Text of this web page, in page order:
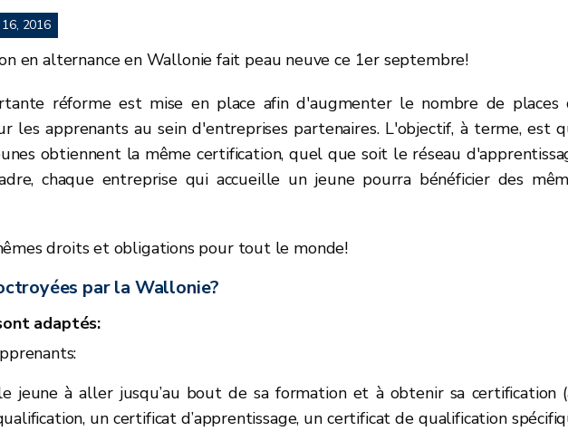
2016
en alternance en Wallonie fait peau neuve ce 1er septembre!
réforme est mise en place afin d'augmenter le nombre de places
les apprenants au sein d'entreprises partenaires. L'objectif, à terme, est
obtiennent la même certification, quel que soit le réseau
chaque entreprise qui accueille un jeune pourra bénéficier des
droits et obligations pour tout le monde!
par la Wallonie?
adaptés:
jeune à aller jusqu’au bout de sa formation et à obtenir sa certification
un certificat d’apprentissage, un certificat de qualification